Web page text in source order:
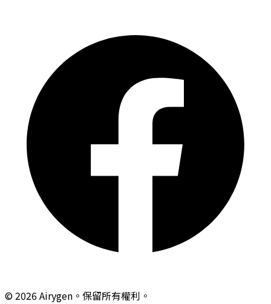
© 2026 Airygen。保留所有權利。